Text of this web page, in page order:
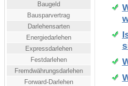
Baugeld
Bausparvertrag
Darlehensarten
Energiedarlehen
Expressdarlehen
Festdarlehen
Fremdwährungsdarlehen
Forward-Darlehen